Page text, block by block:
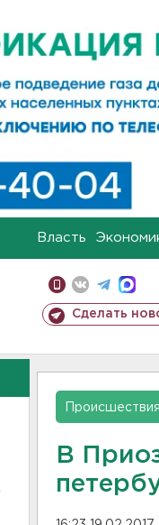
Власть
Сделать
Происшествия
В